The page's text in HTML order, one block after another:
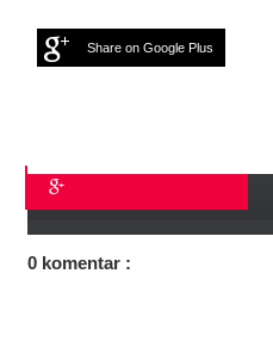
Share on Google Plus
0 komentar :